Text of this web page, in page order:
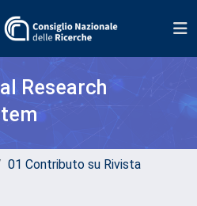
Research
01 Contributo su Rivista